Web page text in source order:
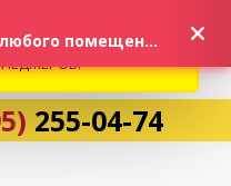
255-04-74
РЫНКЕ, ПРОСИМ
И НАЛИЧИЕ
«Идеальные обои для любого помещения!»